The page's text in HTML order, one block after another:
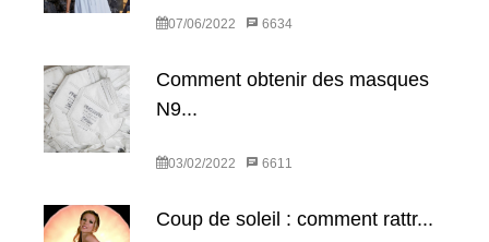
07/06/2022 6634
Comment obtenir des masques
N9...
03/02/2022 6611
Coup de soleil : comment rattr...